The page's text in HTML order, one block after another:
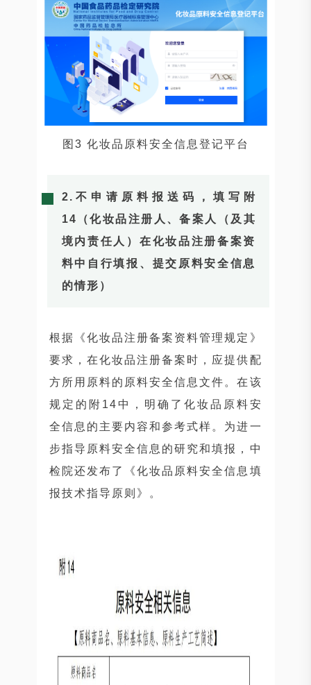
图3 化妆品原料安全信息登记平台
2.不申请原料报送码，填写附
14 （化妆品注册人、备案人（及其
境内责任人）在化妆品注册备案资
料中自行填报、提交原料安全信息
的情形）
根据《化妆品注册备案资料管理规定》
要求，在化妆品注册备案时，应提供配
方所用原料的原料安全信息文件。在该
规定的附14中，明确了化妆品原料安
全信息的主要内容和参考式样。为进一
步指导原料安全信息的研究和填报，中
检院还发布了《化妆品原料安全信息填
报技术指导原则》。